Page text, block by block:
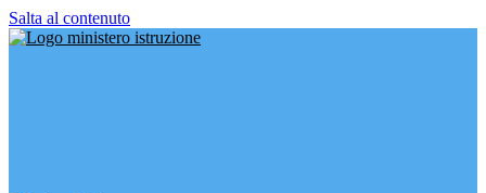
Salta al contenuto